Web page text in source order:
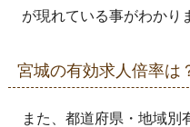
が現れている事がわかり
宮城の有効求人倍率は
また、都道府県・地域別